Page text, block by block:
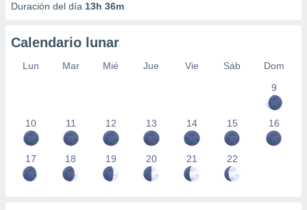
Duración del día 13h 36m
Calendario lunar
Lun Mar Mié Jue Vie Sáb
Dom
9
10 11 12 13 14 15 16
17 18 19 20 21 22